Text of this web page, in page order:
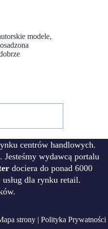
modele,
centrów handlowych.
. Jesteśmy wydawcą portalu
dociera do ponad 6000
dla rynku retail.
strony| Polityka Prywatności